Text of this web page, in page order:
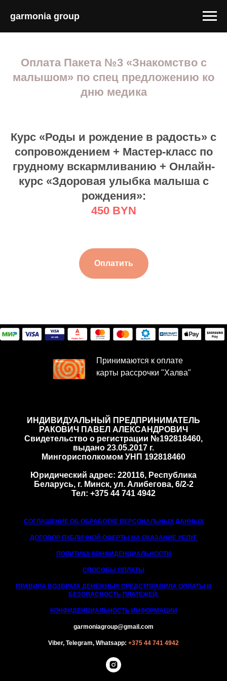
garmonia group
Оплата Пакета №3 «Знакомство с
малышом» по спец предложению ко
дню медика
Курс «Роды и рождение в радость» с
сопровождением + Мастер-класс по
грудному вскармливанию + Онлайн-
курс «Здоровая улыбка малыша с
рождения»:
450 BYN
Оплатить
Принимаются к оплате
карты рассрочки "Халва"
ИНДИВИДУАЛЬНЫЙ ПРЕДПРИНИМАТЕЛЬ
РАКОВИЧ ПАВЕЛ АЛЕКСАНДРОВИЧ
Cвидетельство о регистрации №192818460,
выдано 23.05.2017 г.
Мингорисполкомом УНП 192818460
Юридический адрес: 220116, Республика
Беларусь, г. Минск, ул. Алибегова, 6/2-2
Тел: +375 44 741 4942
СОГЛАШЕНИЕ ОБ ОБРАБОТКЕ ПЕРСОНАЛЬНЫХ ДАННЫХ
ДОГОВОР ПУБЛИЧНОЙ ОФЕРТЫ НА ОКАЗАНИЕ УСЛУГ
ПОЛИТИКА КОНФИДЕНЦИАЛЬНОСТИ
СПОСОБЫ ОПЛАТЫ
ПРАВИЛА ВОЗВРАТА ДЕНЕЖНЫХ СРЕДСТПРАВИЛА ОПЛАТЫ И
БЕЗОПАСНОСТЬ ПЛАТЕЖЕЙ,
КОНФИДЕНЦИАЛЬНОСТЬ ИНФОРМАЦИИ
garmoniagroup@gmail.com
Viber, Telegram, Whatsapp: +375 44 741 4942